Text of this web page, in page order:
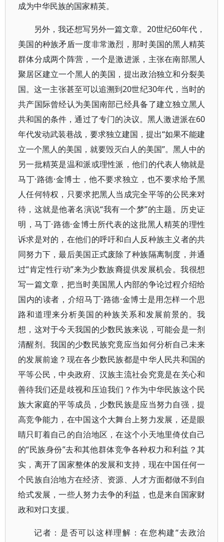
成为中华民族的国家精英。
另外，我还想写另外一篇文章。20世纪60年代，
美国的种族矛盾一度非常激烈，那时美国的黑人精英
群体分成两个阵营，一个是激进派，主张在南部黑人
聚居区建立一个黑人的美国，提出政治独立和分裂美
国。这一主张甚至可以追溯到20世纪30年代，当时的
共产国际曾经认为美国南部已经具备了建立独立黑人
共和国的条件，通过了专门的决议。黑人激进派在60
年代发动武装巷战，要求独立建国，提出“如果不能建
立一个黑人的美国，就要毁灭白人的美国”。黑人中的
另一批精英是温和派或理性派，他们的代表人物就是
马丁·路德·金博士，他不要求独立，也不要求给予黑
人任何特权，只要求把黑人当成完全平等的公民来对
待，这就是他著名演说“我有一个梦”的主题。历史证
明，马丁·路德·金博士所代表的这批黑人精英的理性
诉求是对的，在他们的呼吁和白人反种族主义者的共
同努力下，最后美国正式废除了种族隔离制度，并通
过“肯定性行动”来为少数族裔提供发展机会。我很想
写一篇文章，把当时美国黑人内部的争论过程介绍给
国内的读者，介绍马丁·路德·金博士是用怎样一个思
路和道理来分析美国的种族关系和发展前景的。我
想，这对于今天我国的少数民族来说，可能会是一剂
清醒剂。我国的少数民族究竟应当如何分析自己未来
的发展前途？现在各少数民族都是中华人民共和国的
平等公民，中央政府、汉族主流社会究竟是在关心和
善待我们还是歧视和压迫我们？作为中华民族这个民
族大家庭的平等成员，少数民族是应当努力自强，提
高竞争能力，在中国这个大舞台上努力发展，还是眼
睛只盯着自己的自治地区，在这个小天地里倚仗自己
的“民族身份”去和其他群体竞争各种权力和利益？其
实，离开了国家整体的发展和支持，现在中国任何一
个民族自治地方在经济、资源、人才方面都做不到自
给式发展，一些人努力去争的利益，也是来自国家财
政和对口支援。
记者：是否可以这样理解：在您构建“去政治